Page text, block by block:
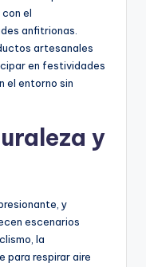
el
anfitrionas.
artesanales
en festividades
el entorno sin
y
y
escenarios
la
para respirar aire